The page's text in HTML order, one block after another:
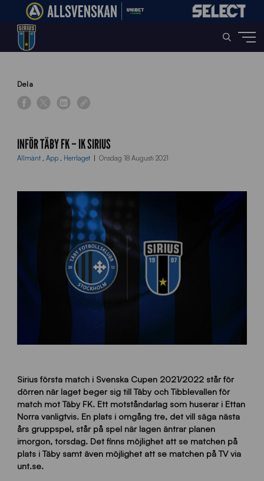
Home»
Dela
INFÖR TÄBY FK – IK SIRIUS
Allmänt , App , Herrlaget Onsdag 18 Augusti 2021
Sirius första match i Svenska Cupen 2021/2022 står för
dörren när laget beger sig till Täby och Tibblevallen för
match mot Täby FK. Ett motståndarlag som huserar i Ettan
Norra vanligtvis. En plats i omgång tre, det vill säga nästa
års gruppspel, står på spel när lagen äntrar planen
imorgon, torsdag. Det finns möjlighet att se matchen på
plats i Täby samt även möjlighet att se matchen på TV via
unt.se.